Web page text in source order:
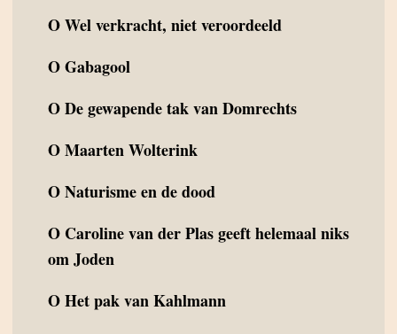
OWel verkracht, niet veroordeeld
OGabagool
ODe gewapende tak van Domrechts
OMaarten Wolterink
ONaturisme en de dood
O Caroline van der Plas geeft helemaal niks
om Joden
OHet pak van Kahlmann